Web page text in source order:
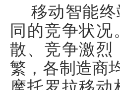
移动智能
同的竞争状
散、竞争激烈
繁，各制造商